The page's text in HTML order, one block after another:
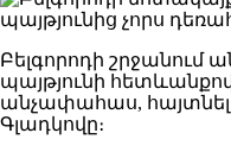
Բելգորոդի շրջանում
պայթյունի հետևանքով
անչափահաս,
Գլադկովը։